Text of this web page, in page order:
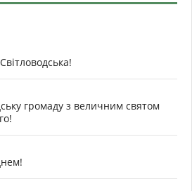
громаду з величним святом